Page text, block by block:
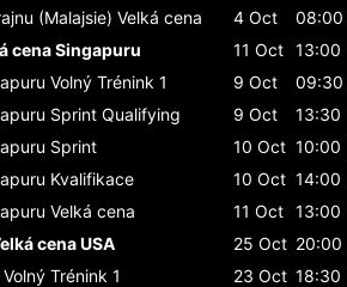
(Malajsie) Velká cena 4 Oct
08:00
cena Singapuru
11 Oct 13:00
Volný Trénink 1 9 Oct
09:30
Sprint Qualifying 9 Oct
13:30
Sprint 10 Oct 10:00
Kvalifikace 10 Oct 14:00
Velká cena 11 Oct 13:00
cena USA
25 Oct 20:00
Volný Trénink 1 23 Oct 18:30